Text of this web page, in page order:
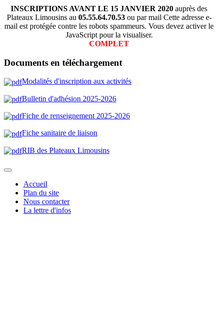
INSCRIPTIONS AVANT LE 15 JANVIER 2020 auprès des
Plateaux Limousins au 05.55.64.70.53ou par mail Cette adresse e-
mail est protégée contre les robots spammeurs. Vous devez activer le
JavaScript pour la visualiser.
COMPLET
Documents en téléchargement
Modalités d'inscription aux activités
Bulletin d'adhésion 2025-2026
Fiche de renseignement 2025-2026
Fiche sanitaire de liaison
RIB des Plateaux Limousins
Accueil
Plan du site
Nous contacter
La lettre d'infos